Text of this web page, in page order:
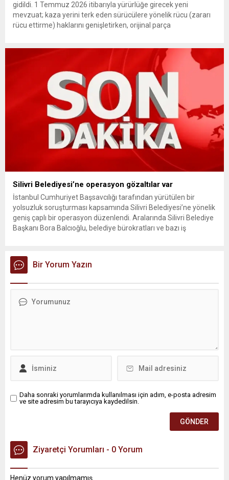
gidildi. 1 Temmuz 2026 itibarıyla yürürlüğe girecek yeni
mevzuat; kaza yerini terk eden sürücülere yönelik rücu (zararı
rücu ettirme) haklarını genişletirken, orijinal parça
getiriyor. Hazine Müsteşarlığına bağlı ilgili kurumlarca...
Silivri Belediyesi’ne operasyon gözaltılar var
İstanbul Cumhuriyet Başsavcılığı tarafından yürütülen bir
yolsuzluk soruşturması kapsamında Silivri Belediyesi’ne yönelik
geniş çaplı bir operasyon düzenlendi. Aralarında Silivri Belediye
Başkanı Bora Balcıoğlu, belediye bürokratları ve bazı iş
inceleme ve arama çalışmaları devam ediyor. İstanbul’da...
Bir Yorum Yazın
Daha sonraki yorumlarımda kullanılması için adım, e-posta adresim
ve site adresim bu tarayıcıya kaydedilsin.
Ziyaretçi Yorumları - 0 Yorum
Henüz yorum yapılmamış.